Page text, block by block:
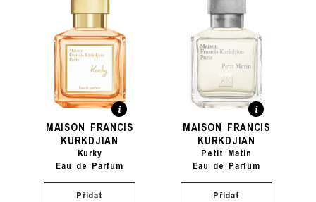
MAISON FRANCIS
KURKDJIAN
Kurky
Eau de Parfum
Přidat
MAISON FRANCIS
KURKDJIAN
Petit Matin
Eau de Parfum
Přidat